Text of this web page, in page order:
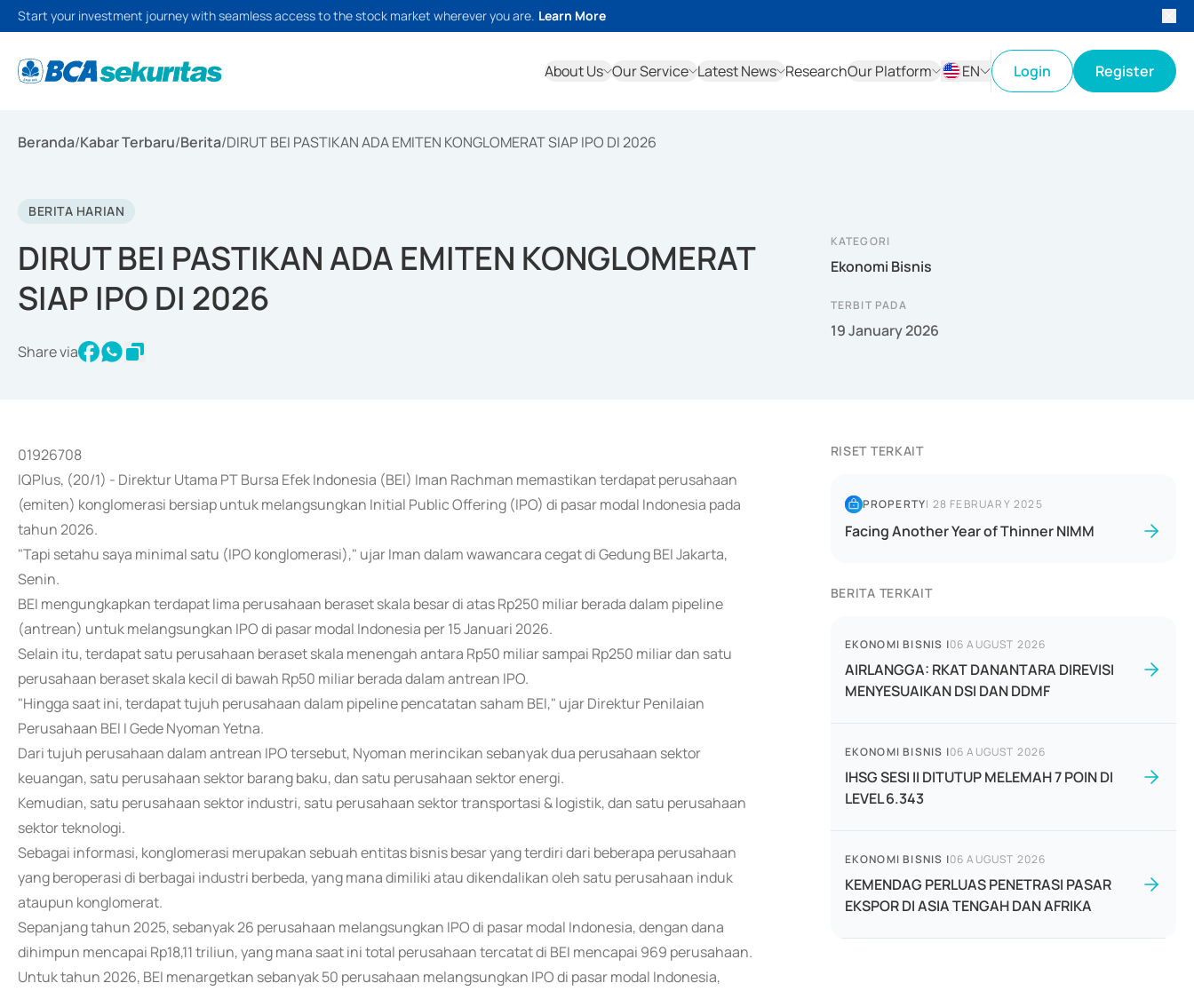
Start your investment journey with seamless access to the stock market wherever you are. Learn More
About Us Our Service Latest News ResearchOur Platform
EN
Login Register
Beranda/Kabar Terbaru/Berita/DIRUT BEI PASTIKAN ADA EMITEN KONGLOMERAT SIAP IPO DI 2026
BERITA HARIAN
DIRUT BEI PASTIKAN ADA EMITEN KONGLOMERAT
SIAP IPO DI 2026
Share via
KATEGORI
Ekonomi Bisnis
TERBIT PADA
19 January 2026
01926708
IQPlus, (20/1) - Direktur Utama PT Bursa Efek Indonesia (BEI) Iman Rachman memastikan terdapat perusahaan
(emiten) konglomerasi bersiap untuk melangsungkan Initial Public Offering (IPO) di pasar modal Indonesia pada
tahun 2026.
"Tapi setahu saya minimal satu (IPO konglomerasi)," ujar Iman dalam wawancara cegat di Gedung BEI Jakarta,
Senin.
BEI mengungkapkan terdapat lima perusahaan beraset skala besar di atas Rp250 miliar berada dalam pipeline
(antrean) untuk melangsungkan IPO di pasar modal Indonesia per 15 Januari 2026.
Selain itu, terdapat satu perusahaan beraset skala menengah antara Rp50 miliar sampai Rp250 miliar dan satu
perusahaan beraset skala kecil di bawah Rp50 miliar berada dalam antrean IPO.
"Hingga saat ini, terdapat tujuh perusahaan dalam pipeline pencatatan saham BEI," ujar Direktur Penilaian
Perusahaan BEI I Gede Nyoman Yetna.
Dari tujuh perusahaan dalam antrean IPO tersebut, Nyoman merincikan sebanyak dua perusahaan sektor
keuangan, satu perusahaan sektor barang baku, dan satu perusahaan sektor energi.
Kemudian, satu perusahaan sektor industri, satu perusahaan sektor transportasi & logistik, dan satu perusahaan
sektor teknologi.
Sebagai informasi, konglomerasi merupakan sebuah entitas bisnis besar yang terdiri dari beberapa perusahaan
yang beroperasi di berbagai industri berbeda, yang mana dimiliki atau dikendalikan oleh satu perusahaan induk
ataupun konglomerat.
Sepanjang tahun 2025, sebanyak 26 perusahaan melangsungkan IPO di pasar modal Indonesia, dengan dana
dihimpun mencapai Rp18,11 triliun, yang mana saat ini total perusahaan tercatat di BEI mencapai 969 perusahaan.
Untuk tahun 2026, BEI menargetkan sebanyak 50 perusahaan melangsungkan IPO di pasar modal Indonesia,
RISET TERKAIT
PROPERTY| 28 FEBRUARY 2025
Facing Another Year of Thinner NIMM
BERITA TERKAIT
EKONOMI BISNIS |06 AUGUST 2026
AIRLANGGA: RKAT DANANTARA DIREVISI
MENYESUAIKAN DSI DAN DDMF
EKONOMI BISNIS |06 AUGUST 2026
IHSG SESI II DITUTUP MELEMAH 7 POIN DI
LEVEL 6.343
EKONOMI BISNIS |06 AUGUST 2026
KEMENDAG PERLUAS PENETRASI PASAR
EKSPOR DI ASIA TENGAH DAN AFRIKA